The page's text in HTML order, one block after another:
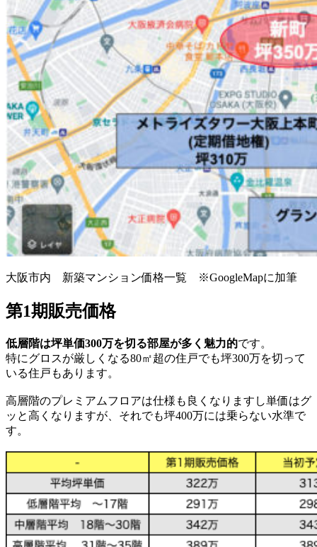
大阪市内 新築マンション価格一覧 ※GoogleMapに加筆
第1期販売価格
低層階は坪単価300万を切る部屋が多く魅力的です。
特にグロスが厳しくなる80㎡超の住戸でも坪300万を切って
いる住戸もあります。
高層階のプレミアムフロアは仕様も良くなりますし単価はグ
ッと高くなりますが、それでも坪400万には乗らない水準で
す。